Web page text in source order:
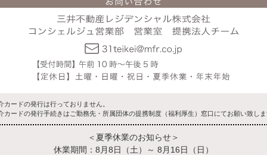
カードの発行は行っておりません。
カードの発行手続きはご勤務先・所属団体の提携制度（福利厚生）窓口にてお願い致し
＜夏季休業のお知らせ＞
休業期間：8月8日（土）～ 8月16日（日）